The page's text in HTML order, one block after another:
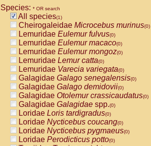
CebidaeCebus capucinus
CebidaeCebus nigrivittatus
CebidaeCebus spp.(0)
CebidaeSaimiri boliviensis(0)
CebidaeSaimiri sciureus(0)
AtelidaeAlouatta caraya(0)
AtelidaeAlouatta fusca(0)
AtelidaeAlouatta seniculus(0)
AtelidaeAlouattaspp.(0)
AtelidaeAteles belzebuth(0)
AtelidaeAteles geoffroyi(0)
AtelidaeAteles paniscus(0)
AtelidaeAtelesspp.(0)
AtelidaeLagothrix lagothricha(0)
AtelidaeLagothrix lagothricha cana
PitheciidaeCacajao calvus
Species: * OR search
All species(1)
Cheirogaleidae Microcebus murinus(0)
Lemuridae Eulemur fulvus(0)
Lemuridae Eulemur macaco(0)
Lemuridae Eulemur mongoz(0)
Lemuridae Lemur catta(0)
Lemuridae Varecia variegata(0)
Galagidae Galago senegalensis(0)
Galagidae Galago demidovii(0)
Galagidae Otolemur crassicaudatus(0)
Galagidae Galagidae spp.(0)
Loridae Loris tardigradus(0)
Loridae Nycticebus coucang(0)
Loridae Nycticebus pygmaeus(0)
Loridae Perodicticus potto(0)